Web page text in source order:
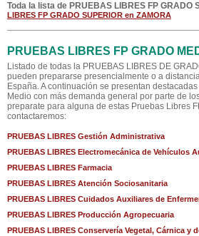
Toda la lista de PRUEBAS LIBRES FP GRADO
LIBRES FP GRADO SUPERIOR en ZAMORA
PRUEBAS LIBRES FP GRADO
Listado de todas la PRUEBAS LIBRES DE
pueden prepararse presencialmente o a
España. A continuación se presentan
Medio con más demanda general por parte de
preparate para alguna de estas Pruebas Libres
contactaremos:
PRUEBAS LIBRES Gestión Administrativa
PRUEBAS LIBRES Electromecánica de Vehículos
PRUEBAS LIBRES Farmacia
PRUEBAS LIBRES Atención Sociosanitaria
PRUEBAS LIBRES Cuidados Auxiliares de
PRUEBAS LIBRES Producción Agropecuaria
PRUEBAS LIBRES Conservería Vegetal, Cárnica y